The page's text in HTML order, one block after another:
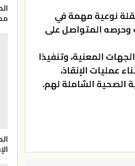
نوعية مهمة في
وحرصه المتواصل على
المعنية، وتنفيذا
عمليات الإنقاذ،
الصحية الشاملة لهم.